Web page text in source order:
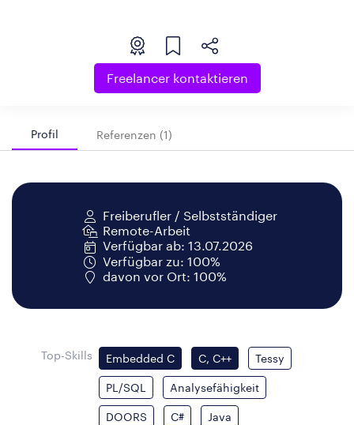
Freelancer kontaktieren
Profil Referenzen (1)
Freiberufler / Selbstständiger
Remote-Arbeit
Verfügbar ab: 13.07.2026
Verfügbar zu: 100%
davon vor Ort: 100%
Top-Skills Embedded C C, C++ Tessy
PL/SQL Analysefähigkeit
DOORS C# Java